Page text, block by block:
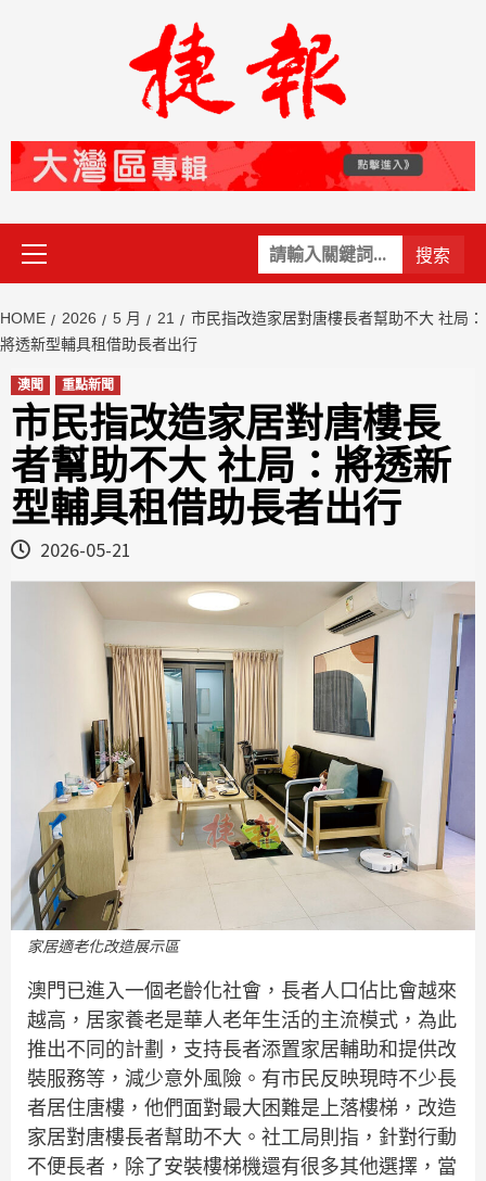
關
鍵
Primary
Menu
HOME 2026 5 月 21
市民指改造家居對唐樓長者幫助不大 社局：
將透新型輔具租借助長者出行
澳聞 重點新聞
市民指改造家居對唐樓長
者幫助不大 社局：將透新
型輔具租借助長者出行
2026-05-21
家居適老化改造展示區
澳門已進入一個老齡化社會，長者人口佔比會越來
越高，居家養老是華人老年生活的主流模式，為此
推出不同的計劃，支持長者添置家居輔助和提供改
裝服務等，減少意外風險。有市民反映現時不少長
者居住唐樓，他們面對最大困難是上落樓梯，改造
家居對唐樓長者幫助不大。社工局則指，針對行動
不便長者，除了安裝樓梯機還有很多其他選擇，當